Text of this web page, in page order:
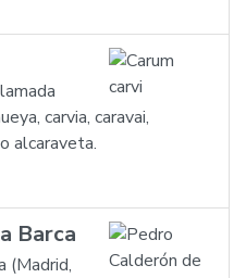
carvia, caravai,
alcaraveta.
Barca
(Madrid,